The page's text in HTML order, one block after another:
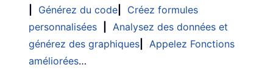
Générez du code
Créez formules
personnalisées
Analysez des données et
générez des graphiques
Appelez Fonctions
améliorées…